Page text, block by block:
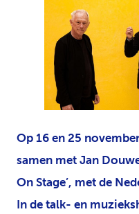
Op 16 en 25
samen met Jan
On Stage’, met de
In de talk- en